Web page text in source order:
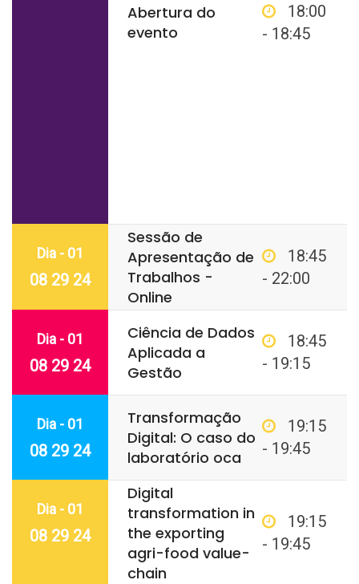
Abertura do
evento
18:00
- 18:45
Dia - 01
08 29 24
Sessão de
Apresentação de
Trabalhos -
Online
18:45
- 22:00
Dia - 01
08 29 24
Ciência de Dados
Aplicada a
Gestão
18:45
- 19:15
Dia - 01
08 29 24
Transformação
Digital: O caso do
laboratório oca
19:15
- 19:45
Dia - 01
08 29 24
Digital
transformation in
the exporting
agri-food value-
chain
19:15
- 19:45